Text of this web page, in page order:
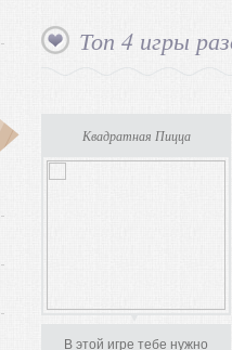
Топ 4 игры
Квадратная Пицца
В этой игре тебе нужно